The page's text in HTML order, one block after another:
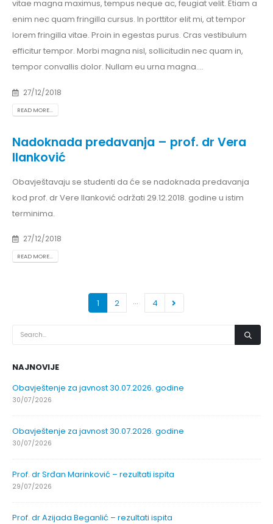
vitae magna maximus, tempus neque ac, feugiat velit. Etiam a
enim nec quam fringilla cursus. In porttitor elit mi, at tempor
lorem fringilla vitae. Proin in egestas purus. Cras vestibulum
efficitur tempor. Morbi magna nisl, sollicitudin nec quam in,
tempor convallis dolor. Nullam eu urna magna....
27/12/2018
READ MORE...
Nadoknada predavanja – prof. dr Vera
Ilanković
Obavještavaju se studenti da će se nadoknada predavanja
kod prof. dr Vere Ilanković održati 29.12.2018. godine u istim
terminima.
27/12/2018
READ MORE...
1 2 … 4
NAJNOVIJE
Obavještenje za javnost 30.07.2026. godine
30/07/2026
Obavještenje za javnost 30.07.2026. godine
30/07/2026
Prof. dr Srđan Marinković – rezultati ispita
29/07/2026
Prof. dr Azijada Beganlić – rezultati ispita